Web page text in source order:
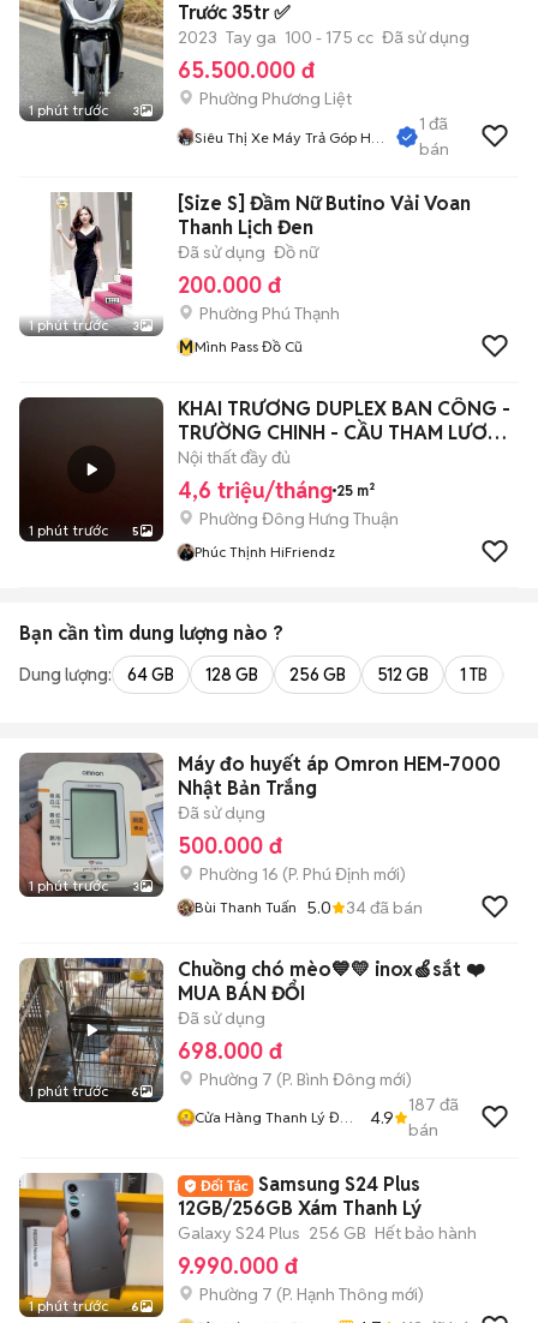
1 phút trước 3
Trước 35tr ✅
2023 Tay ga 100 - 175 cc Đã sử dụng
65.500.000 đ
Phường Phương Liệt
Siêu Thị Xe Máy Trả Góp Hà
1 đã
bán
1 phút trước 3
[Size S] Đầm Nữ Butino Vải Voan
Thanh Lịch Đen
Đã sử dụng Đồ nữ
200.000 đ
Phường Phú Thạnh
MMình Pass Đồ Cũ
1 phút trước 5
KHAI TRƯƠNG DUPLEX BAN CÔNG -
TRƯỜNG CHINH - CẦU THAM LƯƠNG
QUẬN 12
Nội thất đầy đủ
4,6 triệu/tháng 25 m²
Phường Đông Hưng Thuận
Phúc Thịnh HiFriendz
Bạn cần tìm dung lượng nào ?
Dung lượng: 64 GB 128 GB 256 GB 512 GB 1 TB
1 phút trước 3
Máy đo huyết áp Omron HEM-7000
Nhật Bản Trắng
Đã sử dụng
500.000 đ
Phường 16 (P. Phú Định mới)
Bùi Thanh Tuấn 5.0 34đã bán
1 phút trước 6
Chuồng chó mèo💙💛 inox🍏sắt ❤️
MUA BÁN ĐỔI
Đã sử dụng
698.000 đ
Phường 7 (P. Bình Đông mới)
Cửa Hàng Thanh Lý Đồ
4.9
187 đã
bán
1 phút trước 6
Samsung S24 Plus
12GB/256GB Xám Thanh Lý
Galaxy S24 Plus 256 GB Hết bảo hành
9.990.000 đ
Phường 7 (P. Hạnh Thông mới)